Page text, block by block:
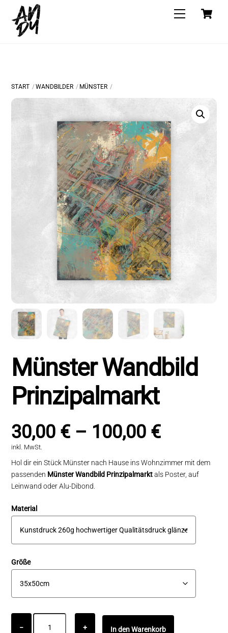
content
Menu
START WANDBILDER MÜNSTER
Münster Wandbild
Prinzipalmarkt
30,00 € – 100,00 €
inkl. MwSt.
Hol dir ein Stück Münster nach Hause ins Wohnzimmer mit dem
passenden Münster Wandbild Prinzipalmarktals Poster, auf
Leinwand oder Alu-Dibond.
Material
Größe
−
Wandbild
+ In den Warenkorb